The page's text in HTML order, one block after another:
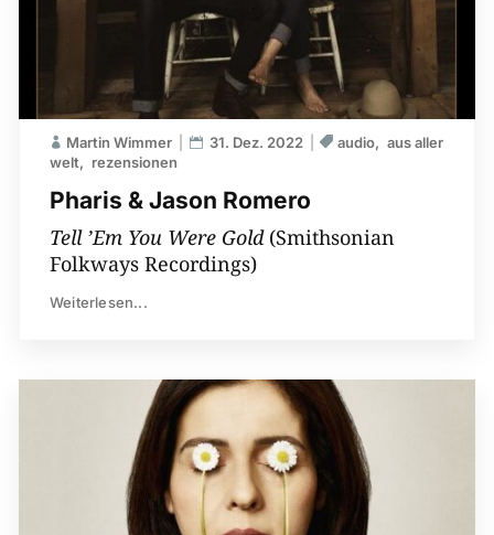
Pharis & Jason Romero
Martin Wimmer 31. Dez. 2022 audio
aus aller
welt
rezensionen
Tell ’Em You Were Gold(Smithsonian
Folkways Recordings)
Weiterlesen...